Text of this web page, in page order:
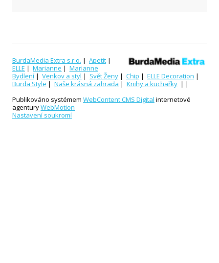
BurdaMedia Extra s.r.o. | Apetit |
ELLE | Marianne | Marianne
Bydlení | Venkov a styl | Svět Ženy | Chip | ELLE Decoration |
Burda Style | Naše krásná zahrada | Knihy a kuchařky | |
Publikováno systémem WebContent CMS Digital internetové
agenturyWebMotion
Nastavení soukromí